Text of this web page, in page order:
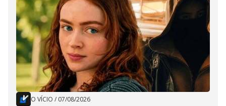
O VÍCIO / 07/08/2026